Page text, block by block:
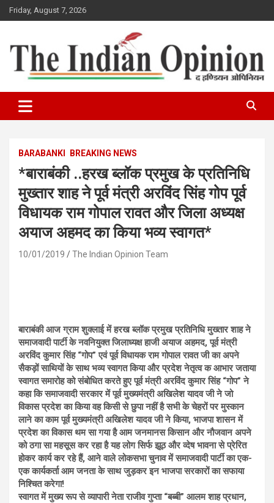
Skip
to
Friday, August 7, 2026
Indian Opinion News
BARABANKI BREAKING NEWS
*बाराबंकी ..हरख ब्लॉक प्रमुख के प्रतिनिधि
मुख्तार शाह ने पूर्व मंत्री अरविंद सिंह गोप पूर्व
विधायक राम गोपाल रावत और जिला अध्यक्ष
अयाज अहमद का किया भव्य स्वागत*
10/01/2019 The Indian Opinion Team
बाराबंकी आज ग्राम शुक्लाई में हरख ब्लॉक प्रमुख प्रतिनिधि मुख्तार शाह ने
समाजवादी पार्टी के नवनियुक्त जिलाध्यक्ष हाजी अयाज अहमद, पूर्व मंत्री
अरविंद कुमार सिंह “गोप” एवं पूर्व विधायक राम गोपाल रावत जी का अपने
सैकड़ों साथियों के साथ भव्य स्वागत किया और प्रदेश नेतृत्व क आभार जताया
स्वागत समारोह को संबोधित करते हुए पूर्व मंत्री अरविंद कुमार सिंह “गोप” ने
कहा कि समाजवादी सरकार में पूर्व मुख्यमंत्री अखिलेश यादव जी ने जो
विकास प्रदेश का किया वह किसी से छुपा नहीं है सभी के चेहरों पर मुस्कान
लाने का काम पूर्व मुख्यमंत्री अखिलेश यादव जी ने किया, भाजपा शासन में
प्रदेश का विकास थम सा गया है आम जनमानस किसान और नौजवान अपने
को ठगा सा महसूस कर रहा है यह लोग सिर्फ झूठ और व्देष भावना से प्रेरित
होकर कार्य कर रहे हैं, आने वाले लोकसभा चुनाव में समाजवादी पार्टी का एक-
एक कार्यकर्ता आम जनता के साथ जुड़कर इन भाजपा सरकारों का सफाया
निश्चित करेगा!
स्वागत में मुख्य रूप से व्यापारी नेता राजीव गुप्ता “बब्बी” आलम शाह प्रधान,